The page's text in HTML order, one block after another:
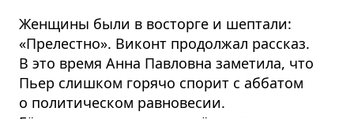
Женщины были в восторге и шептали:
«Прелестно». Виконт продолжал рассказ.
В это время Анна Павловна заметила, что
Пьер слишком горячо спорит с аббатом
о политическом равновесии.